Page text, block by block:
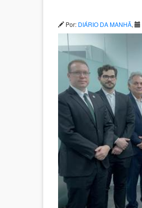
Por: DIÁRIO DA MANHÃ,